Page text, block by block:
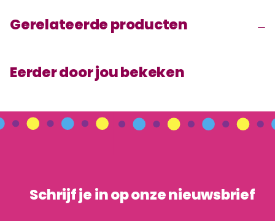
Gerelateerde producten
Eerder door jou bekeken
Schrijf je in op onze nieuwsbrief